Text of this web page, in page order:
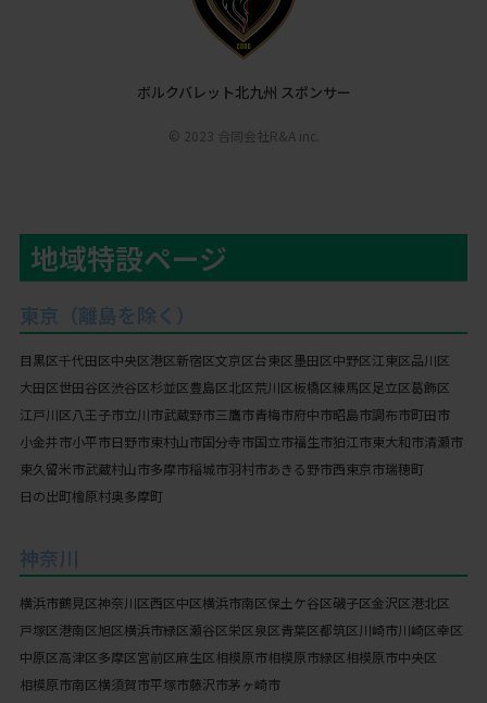
ボルクバレット北九州 スポンサー
© 2023 合同会社R&A inc.
地域特設ページ
東京（離島を除く）
目黒区千代田区中央区港区新宿区文京区台東区墨田区中野区江東区品川区
大田区世田谷区渋谷区杉並区豊島区北区荒川区板橋区練馬区足立区葛飾区
江戸川区八王子市立川市武蔵野市三鷹市青梅市府中市昭島市調布市町田市
小金井市小平市日野市東村山市国分寺市国立市福生市狛江市東大和市清瀬市
東久留米市武蔵村山市多摩市稲城市羽村市あきる野市西東京市瑞穂町
日の出町檜原村奥多摩町
神奈川
横浜市鶴見区神奈川区西区中区横浜市南区保土ケ谷区磯子区金沢区港北区
戸塚区港南区旭区横浜市緑区瀬谷区栄区泉区青葉区都筑区川崎市川崎区幸区
中原区高津区多摩区宮前区麻生区相模原市相模原市緑区相模原市中央区
相模原市南区横須賀市平塚市藤沢市茅ヶ崎市